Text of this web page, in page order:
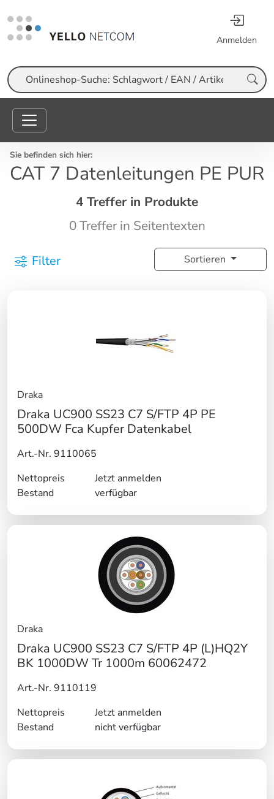
Anmelden
Suche
Sie befinden sich hier:
CAT 7 Datenleitungen PE PUR
4 Treffer in Produkte
0 Treffer in Seitentexten
Filter Sortieren
Draka
Draka UC900 SS23 C7 S/FTP 4P PE
500DW Fca Kupfer Datenkabel
Art.-Nr. 9110065
Nettopreis
Jetzt anmelden
Bestand
verfügbar
Draka
Draka UC900 SS23 C7 S/FTP 4P (L)HQ2Y
BK 1000DW Tr 1000m 60062472
Art.-Nr. 9110119
Nettopreis
Jetzt anmelden
Bestand
nicht verfügbar